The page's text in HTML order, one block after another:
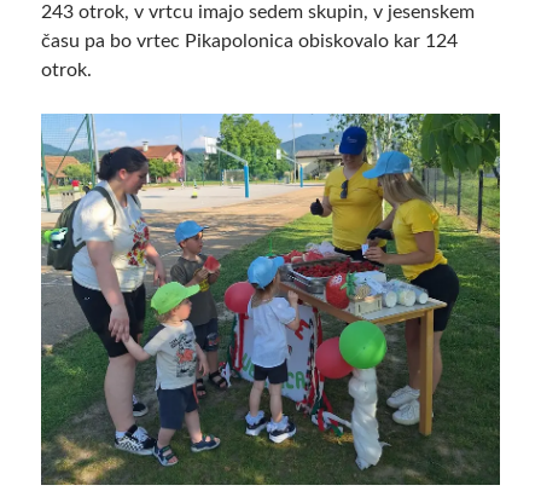
243 otrok, v vrtcu imajo sedem skupin, v jesenskem
času pa bo vrtec Pikapolonica obiskovalo kar 124
otrok.